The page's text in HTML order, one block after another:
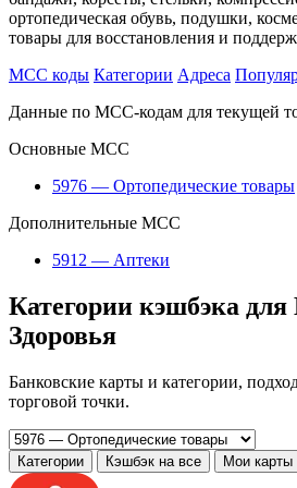
ортопедическая обувь, подушки,
товары для восстановления и
MCC коды Категории Адреса
Данные по MCC-кодам для текущей
Основные MCC
5976 — Ортопедические товары
Дополнительные MCC
5912 — Аптеки
Категории кэшбэка для
Здоровья
Банковские карты и категории,
торговой точки.
Категории Кэшбэк на все Мои карты